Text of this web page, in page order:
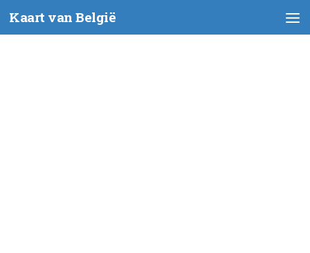
Skip to content
Kaart van België